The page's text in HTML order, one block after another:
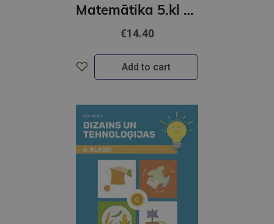
Matemātika 5.kl 1 daļa MG Skolas vārds
€14.40
Add to cart